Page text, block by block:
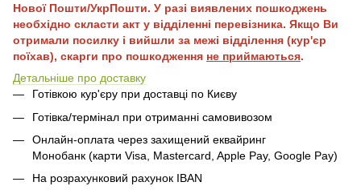
Нової Пошти/УкрПошти. У разі виявлених пошкоджень
необхідно скласти акт у відділенні перевізника. Якщо Ви
отримали посилку і вийшли за межі відділення (кур'єр
поїхав), скарги про пошкодження не приймаються.
Детальніше про доставку
Готівкою кур'єру при доставці по Києву
Готівка/термінал при отриманні самовивозом
Онлайн-оплата через захищений еквайринг
Монобанк (карти Visa, Mastercard, Apple Pay, Google Pay)
На розрахунковий рахунок IBAN